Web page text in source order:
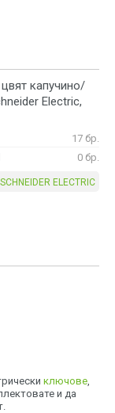
капучино/
Electric,
17 бр.
0 бр.
SCHNEIDER ELECTRIC
ключове
и да